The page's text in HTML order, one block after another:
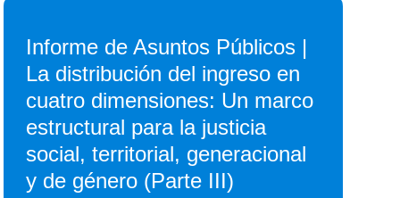
Informe de Asuntos Públicos |
La distribución del ingreso en
cuatro dimensiones: Un marco
estructural para la justicia
social, territorial, generacional
y de género (Parte III)